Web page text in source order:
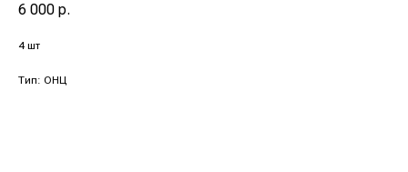
6 000 р.
4 шт
Тип: ОНЦ